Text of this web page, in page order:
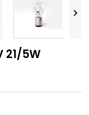

21/5W